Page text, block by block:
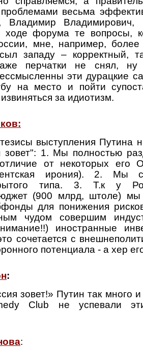
весьма
Владимир Владимирович,
форума те вопросы,
мне, например, более
западу – корректный,
перчатки не снял, ну
эти дурацкие
на место и пойти
за идиотизм.
выступления Путина
1. Мы полностью
от некоторых его
ирония). 2. Мы
типа. 3. Т.к у
(900 млрд, штоле) мы
для понижения
чудом совершим
иностранные
сочетается с
потенциала - а хер
:
зовет!» Путин так много
Club не успевали
: